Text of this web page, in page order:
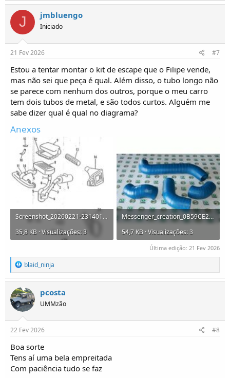
J jmbluengo
Iniciado
21 Fev 2026 #7
Estou a tentar montar o kit de escape que o Filipe vende,
mas não sei que peça é qual. Além disso, o tubo longo não
se parece com nenhum dos outros, porque o meu carro
tem dois tubos de metal, e são todos curtos. Alguém me
sabe dizer qual é qual no diagrama?
Anexos
Screenshot_20260221-231401.jpg
35,8 KB · Visualizações: 3
Messenger_creation_0B59CE27-E0DD-4B6E-A76E-D443393F6648.jpeg
54,7 KB · Visualizações: 3
Última edição: 21 Fev 2026
R
e
a
ç
õ
e
s
:
blaid_ninja
pcosta
UMMzão
22 Fev 2026 #8
Boa sorte
Tens aí uma bela empreitada
Com paciência tudo se faz